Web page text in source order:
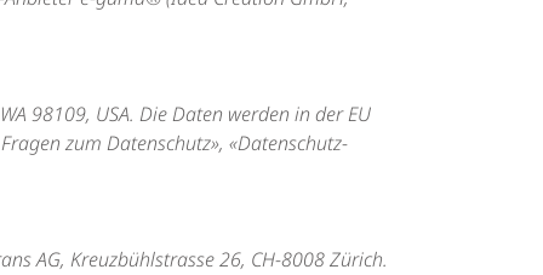
98109, USA. Die Daten werden in der EU
zum Datenschutz», «Datenschutz-
AG, Kreuzbühlstrasse 26, CH-8008 Zürich.